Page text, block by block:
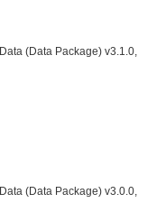
(Data Package) v3.1.0,
(Data Package) v3.0.0,